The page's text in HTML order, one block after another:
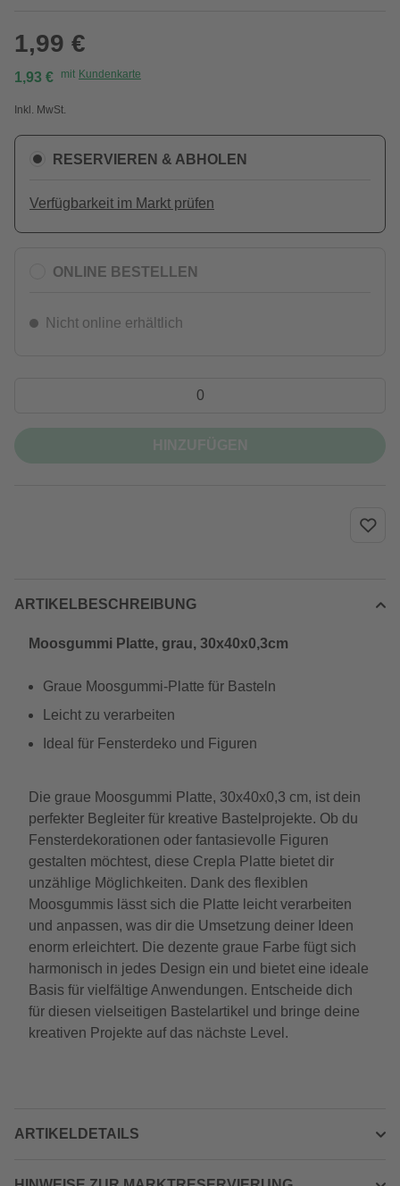
1,99 €
1,93 € mit Kundenkarte
Inkl. MwSt.
RESERVIEREN & ABHOLEN
Verfügbarkeit im Markt prüfen
ONLINE BESTELLEN
Nicht online erhältlich
ARTIKELBESCHREIBUNG
Moosgummi Platte, grau, 30x40x0,3cm
Graue Moosgummi-Platte für Basteln
Leicht zu verarbeiten
Ideal für Fensterdeko und Figuren
Die graue Moosgummi Platte, 30x40x0,3 cm, ist dein
perfekter Begleiter für kreative Bastelprojekte. Ob du
Fensterdekorationen oder fantasievolle Figuren
gestalten möchtest, diese Crepla Platte bietet dir
unzählige Möglichkeiten. Dank des flexiblen
Moosgummis lässt sich die Platte leicht verarbeiten
und anpassen, was dir die Umsetzung deiner Ideen
enorm erleichtert. Die dezente graue Farbe fügt sich
harmonisch in jedes Design ein und bietet eine ideale
Basis für vielfältige Anwendungen. Entscheide dich
für diesen vielseitigen Bastelartikel und bringe deine
kreativen Projekte auf das nächste Level.
ARTIKELDETAILS